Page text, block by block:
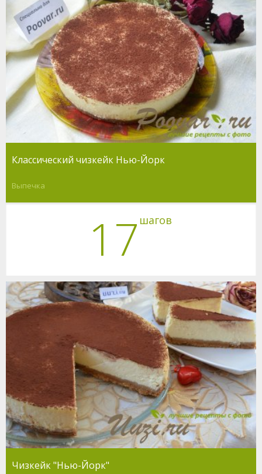
Классический чизкейк Нью-Йорк
Выпечка
17 шагов
Чизкейк "Нью-Йорк"